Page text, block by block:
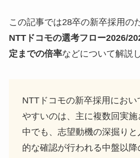
この記事では28卒の新卒採用の
NTTドコモの選考フロー2026/
定までの倍率などについて解説
NTTドコモの新卒採用におい
やすいのは、主に複数回実
中でも、志望動機の深掘り
的な確認が行われる中盤以降